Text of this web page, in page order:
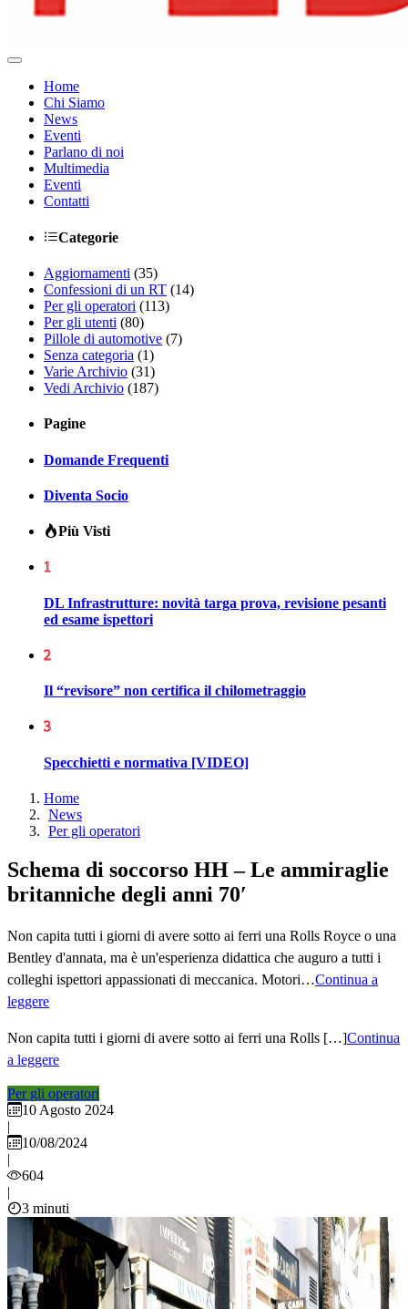
Home
Chi Siamo
News
Eventi
Parlano di noi
Multimedia
Eventi
Contatti
Categorie
Aggiornamenti (35)
Confessioni di un RT (14)
Per gli operatori (113)
Per gli utenti (80)
Pillole di automotive (7)
Senza categoria (1)
Varie Archivio (31)
Vedi Archivio (187)
Pagine
Domande Frequenti
Diventa Socio
Più Visti
1
DL Infrastrutture: novità targa prova, revisione pesanti
ed esame ispettori
2
Il “revisore” non certifica il chilometraggio
3
Specchietti e normativa [VIDEO]
Home
News
Per gli operatori
Schema di soccorso HH – Le ammiraglie
britanniche degli anni 70′
Non capita tutti i giorni di avere sotto ai ferri una Rolls Royce o una
Bentley d'annata, ma è un'esperienza didattica che auguro a tutti i
colleghi ispettori appassionati di meccanica. Motori…Continua a
leggere
Non capita tutti i giorni di avere sotto ai ferri una Rolls […]Continua
a leggere
Per gli operatori
10 Agosto 2024
|
10/08/2024
|
604
|
3 minuti